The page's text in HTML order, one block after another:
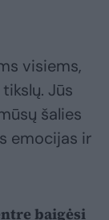
visiems,
Jūs
šalies
emocijas ir
baigėsi